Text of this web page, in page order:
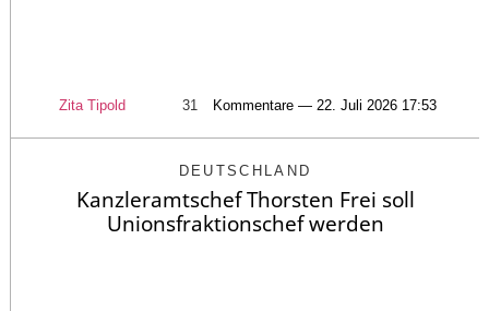
Zita Tipold 31 Kommentare — 22. Juli 2026 17:53
DEUTSCHLAND
Kanzleramtschef Thorsten Frei soll
Unionsfraktionschef werden